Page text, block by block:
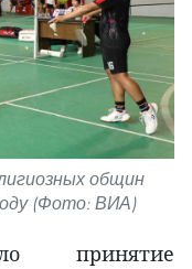
общин
(Фото: ВИА)
принятие